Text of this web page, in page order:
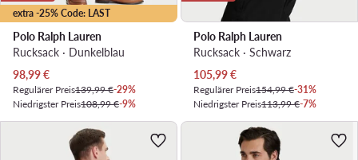
extra -25% Code: LAST
Polo Ralph Lauren
Rucksack · Dunkelblau
Aktueller Preis
98,99€
Regulärer Preis139,99 €-29%
Niedrigster Preis108,99 €-9%
Polo Ralph Lauren
Rucksack · Schwarz
Aktueller Preis
105,99€
Regulärer Preis154,99 €-31%
Niedrigster Preis113,99 €-7%